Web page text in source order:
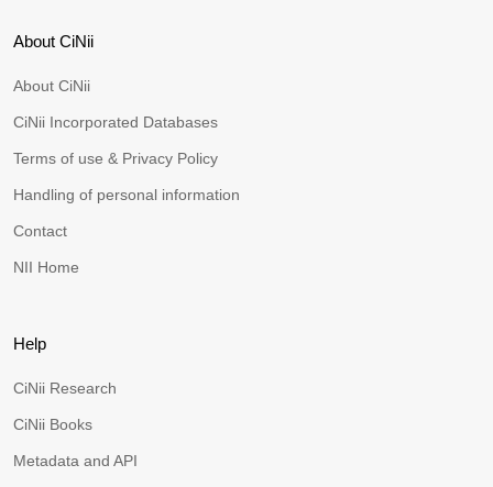
About CiNii
About CiNii
CiNii Incorporated Databases
Terms of use & Privacy Policy
Handling of personal information
Contact
NII Home
Help
CiNii Research
CiNii Books
Metadata and API